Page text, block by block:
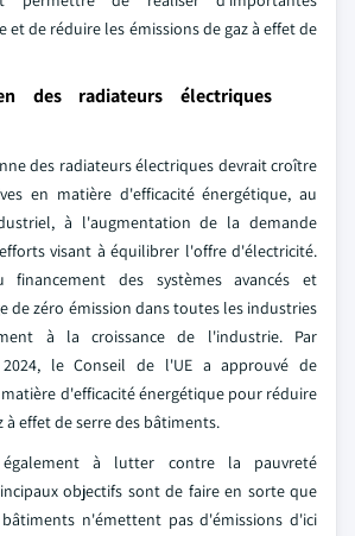
et de réduire les émissions de gaz à effet de
des radiateurs électriques
des radiateurs électriques devrait croître
en matière d'efficacité énergétique, au
à l'augmentation de la demande
visant à équilibrer l'offre d'électricité.
financement des systèmes avancés et
de zéro émission dans toutes les industries
à la croissance de l'industrie. Par
le Conseil de l'UE a approuvé de
d'efficacité énergétique pour réduire
à effet de serre des bâtiments.
à lutter contre la pauvreté
objectifs sont de faire en sorte que
n'émettent pas d'émissions d'ici